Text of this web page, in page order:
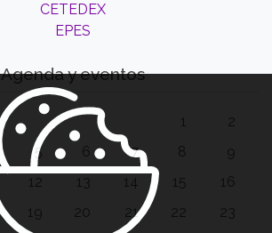
CETEDEX
EPES
Agenda y eventos
1
2
5 6 7 8
9
12 13 14 15
16
19 20 21 22
23